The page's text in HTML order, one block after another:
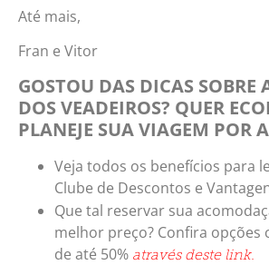
Até mais,
Fran e Vitor
GOSTOU DAS DICAS SOBRE
DOS VEADEIROS? QUER
PLANEJE SUA VIAGEM POR
Veja todos os benefícios para
Clube de Descontos e
Que tal reservar sua
melhor preço? Confira opções
de até 50% através deste link.